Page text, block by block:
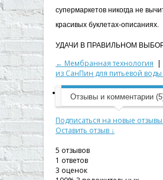
супермаркетов никогда не
красивых буклетах-описаниях.
УДАЧИ В ПРАВИЛЬНОМ
← Мембранная технология |
из СанПин для питьевой
Отзывы и комментарии
Подписаться на новые отзывы
Оставить отзыв ↓
5 отзывов
1 ответов
3 оценок